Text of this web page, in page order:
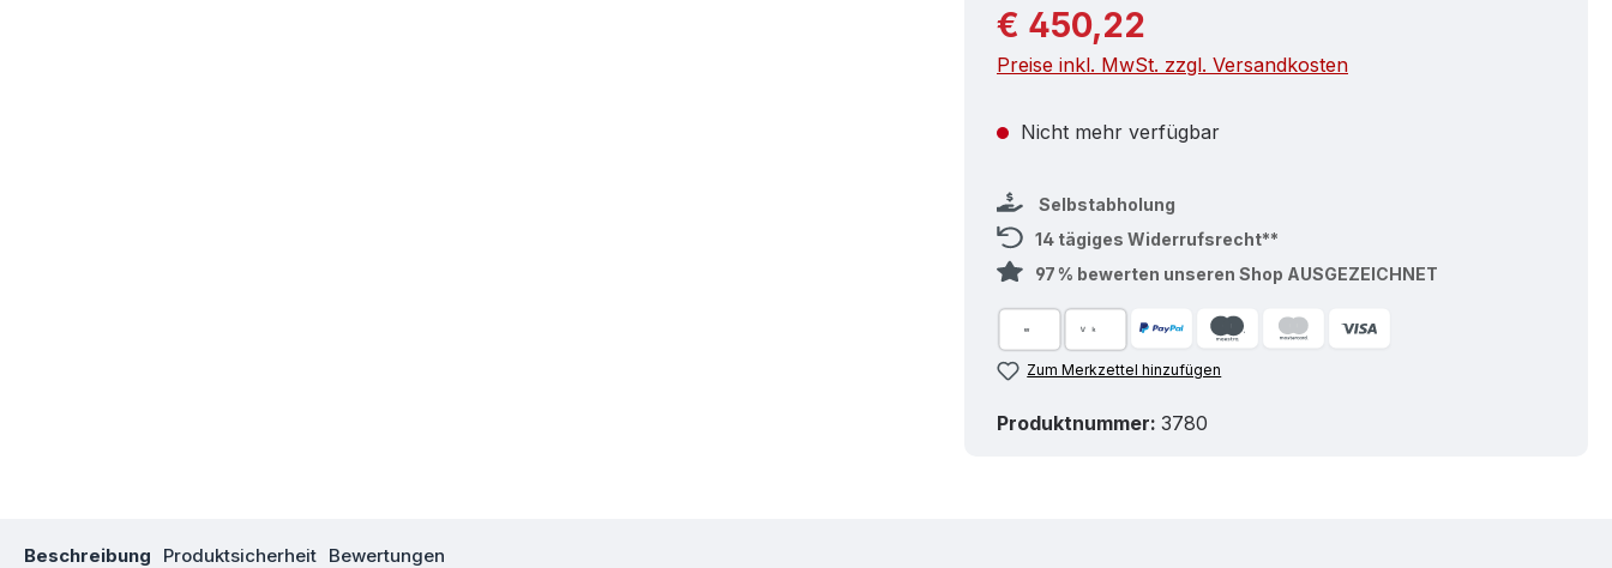
Regulärer Preis:
€ 450,22
Preise inkl. MwSt. zzgl. Versandkosten
Nicht mehr verfügbar
Selbstabholung
14 tägiges Widerrufsrecht**
97 % bewerten unseren Shop AUSGEZEICHNET
Zum Merkzettel hinzufügen
Produktnummer: 3780
Beschreibung Produktsicherheit Bewertungen